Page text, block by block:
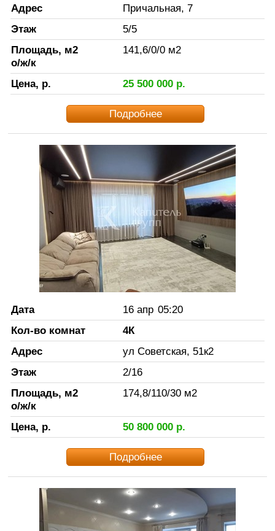
Адрес
Причальная, 7
Этаж
5/5
Площадь, м2
о/ж/к
141,6/0/0 м2
Цена, р. 25 500 000р.
Подробнее
Дата 16 апр 05:20
Кол-во комнат
4К
Адрес
ул Советская, 51к2
Этаж
2/16
Площадь, м2
о/ж/к
174,8/110/30 м2
Цена, р. 50 800 000р.
Подробнее